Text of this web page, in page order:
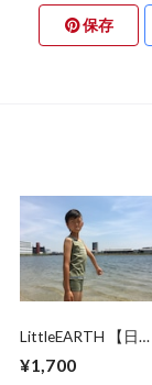
保存
LittleEARTH 【日本
製】ボクサーパンツ
＆ランニング肌着
¥1,700